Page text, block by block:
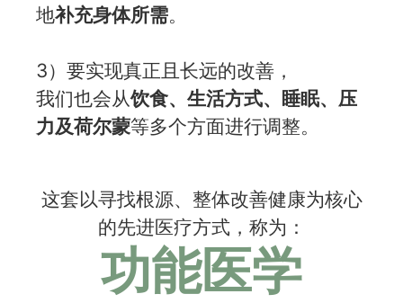
地补充身体所需。
3）要实现真正且长远的改善，
我们也会从饮食、生活方式、睡眠、压
力及荷尔蒙等多个方面进行调整。
这套以寻找根源、整体改善健康为核心
的先进医疗方式，称为：
功能医学